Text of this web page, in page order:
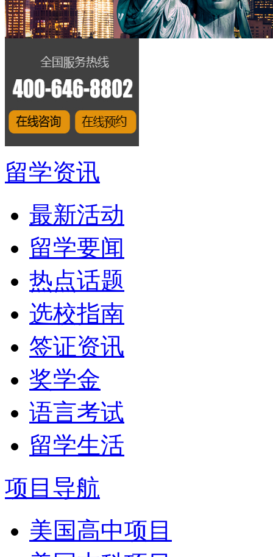
留学资讯
最新活动
留学要闻
热点话题
选校指南
签证资讯
奖学金
语言考试
留学生活
项目导航
美国高中项目